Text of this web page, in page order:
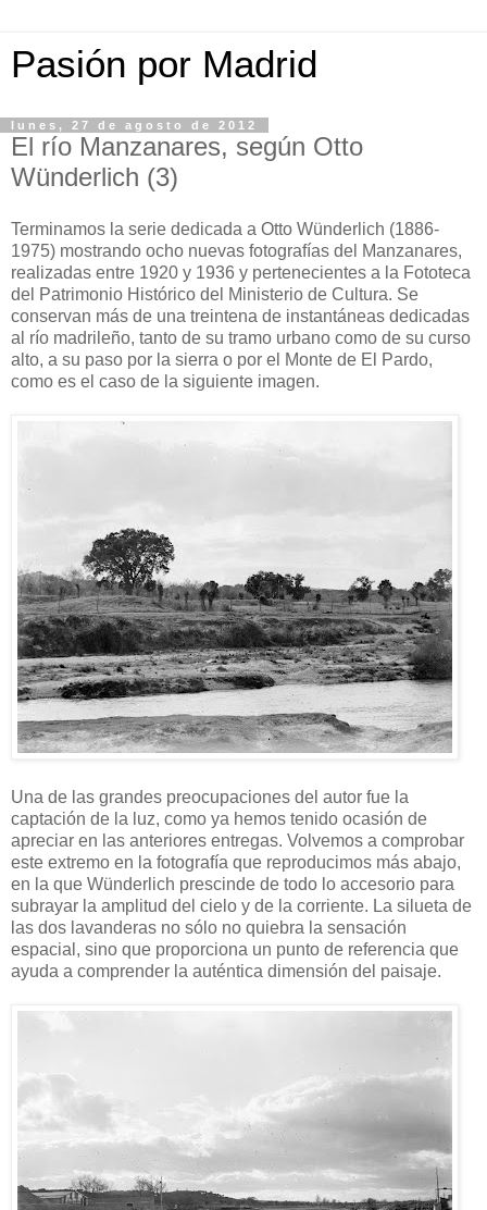
Pasión por Madrid
lunes, 27 de agosto de 2012
El río Manzanares, según Otto
Wünderlich (3)
Terminamos la serie dedicada a Otto Wünderlich (1886-
1975) mostrando ocho nuevas fotografías del Manzanares,
realizadas entre 1920 y 1936 y pertenecientes a la Fototeca
del Patrimonio Histórico del Ministerio de Cultura. Se
conservan más de una treintena de instantáneas dedicadas
al río madrileño, tanto de su tramo urbano como de su curso
alto, a su paso por la sierra o por el Monte de El Pardo,
como es el caso de la siguiente imagen.
Una de las grandes preocupaciones del autor fue la
captación de la luz, como ya hemos tenido ocasión de
apreciar en las anteriores entregas. Volvemos a comprobar
este extremo en la fotografía que reproducimos más abajo,
en la que Wünderlich prescinde de todo lo accesorio para
subrayar la amplitud del cielo y de la corriente. La silueta de
las dos lavanderas no sólo no quiebra la sensación
espacial, sino que proporciona un punto de referencia que
ayuda a comprender la auténtica dimensión del paisaje.